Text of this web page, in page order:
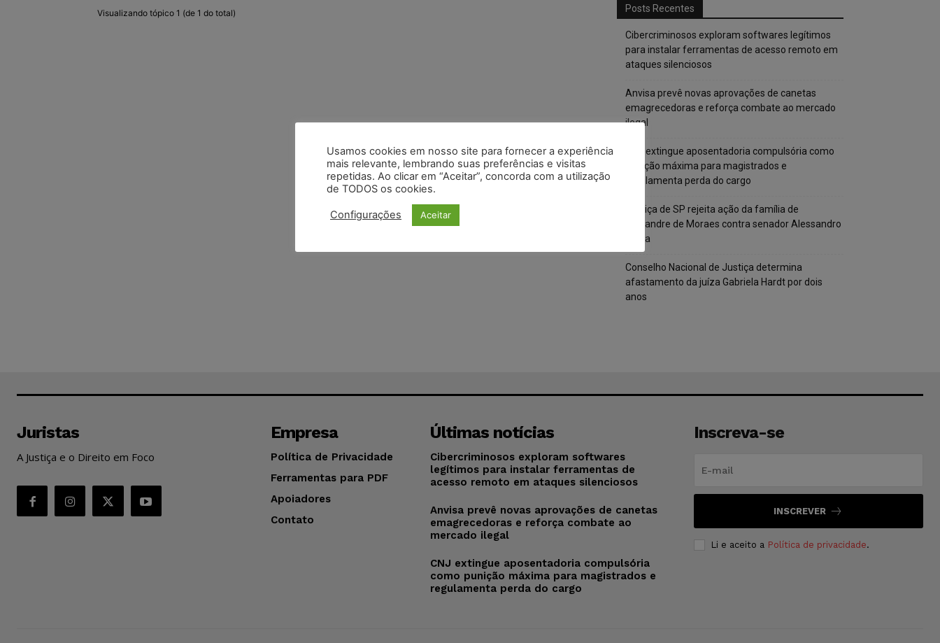
Visualizando tópico 1 (de 1 do total) Posts Recentes
Cibercriminosos exploram softwares legítimos
para instalar ferramentas de acesso remoto em
ataques silenciosos
Anvisa prevê novas aprovações de canetas
emagrecedoras e reforça combate ao mercado
ilegal
CNJ extingue aposentadoria compulsória como
punição máxima para magistrados e
regulamenta perda do cargo
Justiça de SP rejeita ação da família de
Alexandre de Moraes contra senador Alessandro
Vieira
Conselho Nacional de Justiça determina
afastamento da juíza Gabriela Hardt por dois
anos
Juristas
A Justiça e o Direito em Foco
Empresa
Política de Privacidade
Ferramentas para PDF
Apoiadores
Contato
Últimas notícias
Cibercriminosos exploram softwares
legítimos para instalar ferramentas de
acesso remoto em ataques silenciosos
Anvisa prevê novas aprovações de canetas
emagrecedoras e reforça combate ao
mercado ilegal
CNJ extingue aposentadoria compulsória
como punição máxima para magistrados e
regulamenta perda do cargo
Inscreva-se
INSCREVER
Li e aceito a Política de privacidade.
Usamos cookies em nosso site para fornecer a experiência
mais relevante, lembrando suas preferências e visitas
repetidas. Ao clicar em “Aceitar”, concorda com a utilização
de TODOS os cookies.
Configurações Aceitar